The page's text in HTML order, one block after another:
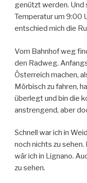
genützt werden. Und
Temperatur um 9:00
entschied mich die
Vom Bahnhof weg
den Radweg.
Österreich machen,
Mörbisch zu fahren,
überlegt und bin die
anstrengend, aber
Schnell war ich in
noch nichts zu
wär ich in Lignano.
zu sehen.